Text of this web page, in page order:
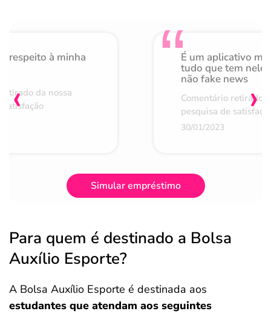
respeito à minha
da nossa
É um aplicativo
tudo que tem nele
não fake news
Comentário retirado
pesquisa de
30/01/2023
‹ ›
Simular empréstimo
Para quem é destinado a Bolsa
Auxílio Esporte?
A Bolsa Auxílio Esporte é destinada aos
estudantes que atendam aos seguintes